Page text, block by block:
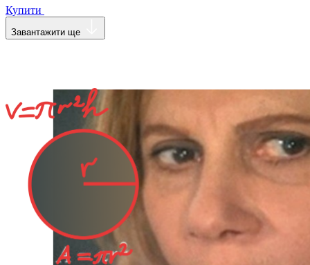
Купити
Завантажити ще